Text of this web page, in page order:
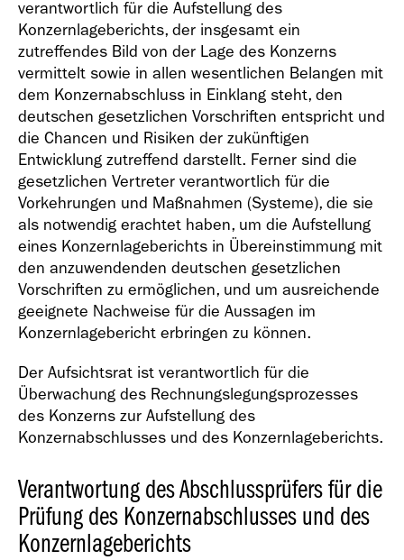
verantwortlich für die Aufstellung des
Konzernlageberichts, der insgesamt ein
zutreffendes Bild von der Lage des Konzerns
vermittelt sowie in allen wesentlichen Belangen mit
dem Konzernabschluss in Einklang steht, den
deutschen gesetzlichen Vorschriften entspricht und
die Chancen und Risiken der zukünftigen
Entwicklung zutreffend darstellt. Ferner sind die
gesetzlichen Vertreter verantwortlich für die
Vorkehrungen und Maßnahmen (Systeme), die sie
als notwendig erachtet haben, um die Aufstellung
eines Konzernlageberichts in Übereinstimmung mit
den anzuwendenden deutschen gesetzlichen
Vorschriften zu ermöglichen, und um ausreichende
geeignete Nachweise für die Aussagen im
Konzernlagebericht erbringen zu können.
Der Aufsichtsrat ist verantwortlich für die
Überwachung des Rechnungslegungsprozesses
des Konzerns zur Aufstellung des
Konzernabschlusses und des Konzernlageberichts.
Verantwortung des Abschlussprüfers für die
Prüfung des Konzernabschlusses und des
Konzernlageberichts